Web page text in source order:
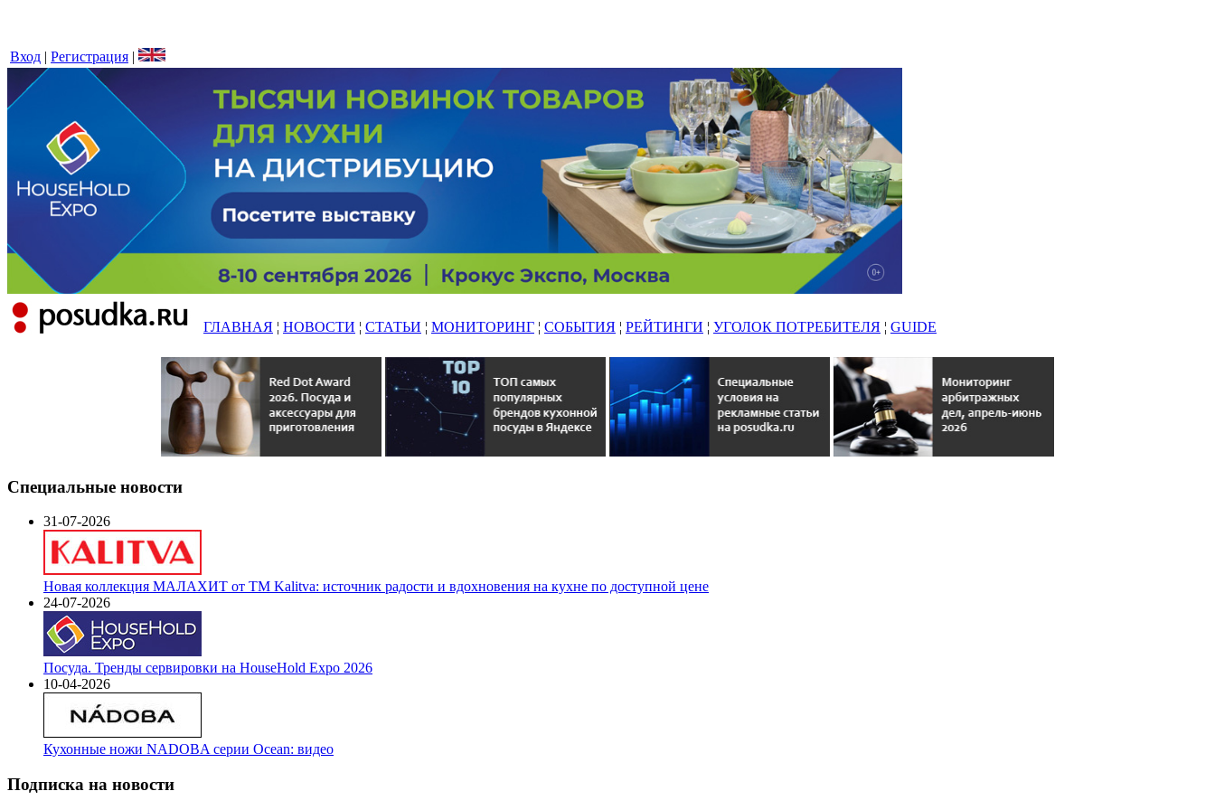
Вход | Регистрация |
ГЛАВНАЯ ¦ НОВОСТИ ¦ СТАТЬИ ¦ МОНИТОРИНГ ¦ СОБЫТИЯ ¦ РЕЙТИНГИ ¦ УГОЛОК ПОТРЕБИТЕЛЯ ¦ GUIDE
Специальные новости
31-07-2026
Новая коллекция МАЛАХИТ от ТМ Kalitva: источник радости и вдохновения на кухне по доступной цене
24-07-2026
Посуда. Тренды сервировки на HouseHold Expo 2026
10-04-2026
Кухонные ножи NADOBA серии Ocean: видео
Подписка на новости